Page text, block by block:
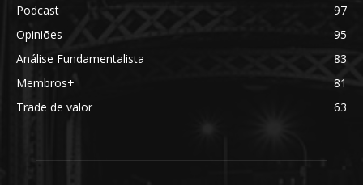
Podcast
97
Opiniões
95
Análise Fundamentalista
83
Membros+
81
Trade de valor
63